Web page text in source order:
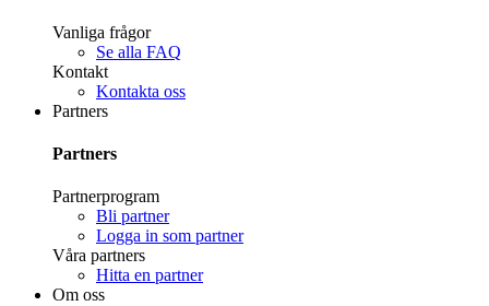
Vanliga frågor
Se alla FAQ
Kontakt
Kontakta oss
Partners
Partners
Partnerprogram
Bli partner
Logga in som partner
Våra partners
Hitta en partner
Om oss